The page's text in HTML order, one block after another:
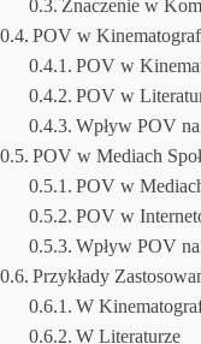
Znaczenie w
POV w
POV w
POV w
Wpływ POV
POV w Mediach
POV w
POV w
Wpływ POV
Przykłady
W
W Literaturze